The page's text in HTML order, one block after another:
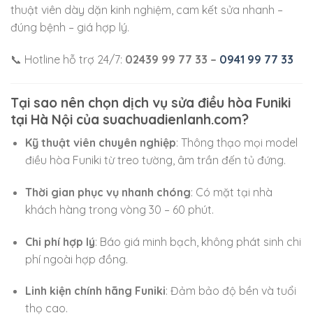
thuật viên dày dặn kinh nghiệm, cam kết sửa nhanh –
đúng bệnh – giá hợp lý.
📞 Hotline hỗ trợ 24/7: 02439 99 77 33 – 0941 99 77 33
Tại sao nên chọn dịch vụ sửa điều hòa Funiki
tại Hà Nội của suachuadienlanh.com?
Kỹ thuật viên chuyên nghiệp: Thông thạo mọi model
điều hòa Funiki từ treo tường, âm trần đến tủ đứng.
Thời gian phục vụ nhanh chóng: Có mặt tại nhà
khách hàng trong vòng 30 – 60 phút.
Chi phí hợp lý: Báo giá minh bạch, không phát sinh chi
phí ngoài hợp đồng.
Linh kiện chính hãng Funiki: Đảm bảo độ bền và tuổi
thọ cao.